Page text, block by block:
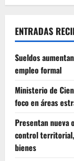
ENTRADAS
Sueldos
empleo formal
Ministerio de
foco en áreas
Presentan nueva
control territorial,
bienes